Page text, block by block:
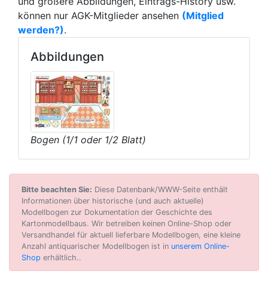
können nur AGK-Mitglieder ansehen (Mitglied
werden?).
Abbildungen
Bogen (1/1 oder 1/2 Blatt)
Bitte beachten Sie: Diese Datenbank/WWW-Seite enthält
Informationen über historische (und auch aktuelle)
Modellbogen zur Dokumentation der Geschichte des
Kartonmodellbaus. Wir betreiben keinen Online-Shop oder
Versandhandel für aktuell lieferbare Modellbogen, eine kleine
Anzahl antiquarischer Modellbogen ist in unserem Online-
Shop erhältlich..